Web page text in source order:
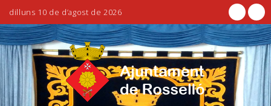
dilluns 10 de d’agost de 2026
Ves
al
contingut.
|
a
Eines
personals